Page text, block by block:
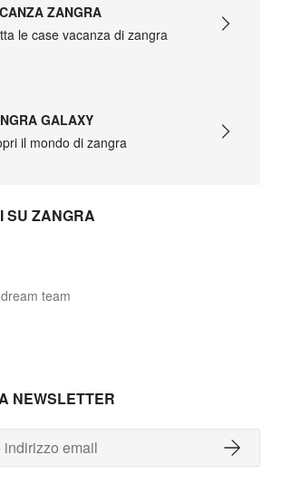
ZANGRA
le case vacanza di zangra
GALAXY
il mondo di zangra
SU ZANGRA
team
NEWSLETTER